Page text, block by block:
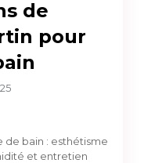
de
pour
de bain : esthétisme
et entretien